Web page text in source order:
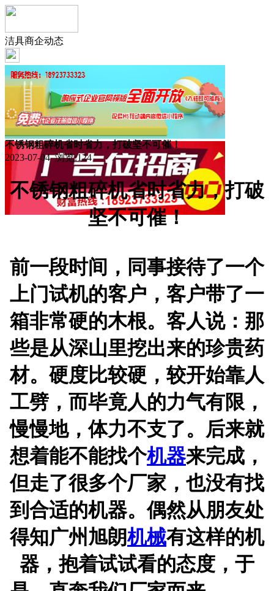
洁具商企动态
不锈钢粗碎机省时省力，打破坚不可催！
2023-07-04 浏览:124
不锈钢粗碎机省时省力，打破
坚不可催！
前一段时间，同事接待了一个
上门试机的客户，客户带了一
箱非常硬的木根。客人说：那
些是从深山里挖出来的珍贵药
材。硬度比较硬，较开始靠人
工劈，而毕竟人的力气有限，
慢慢地，体力不支了。后来就
想着能不能找个机器来完成，
但走了很多个厂家，也没有找
到合适的机器。偶然从朋友处
得知广州旭朗机械有这样的机
器，抱着试试看的态度，于